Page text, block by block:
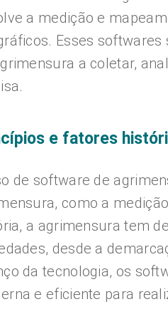
a medição e
Esses
a coletar,
e fatores
de software de
como a
a agrimensura tem
desde a
da tecnologia, os
e eficiente para